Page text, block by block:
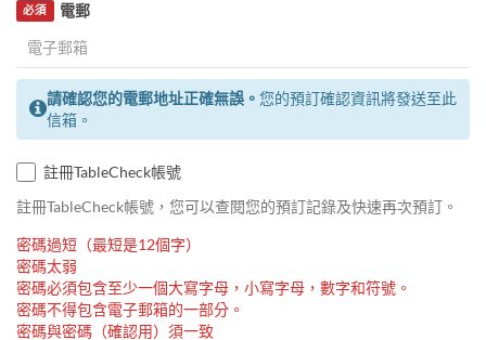
電郵
必須
請確認您的電郵地址正確無誤。 您的預訂確認資訊將發送至此
信箱。
註冊TableCheck帳號
註冊TableCheck帳號，您可以查閱您的預訂記錄及快速再次預訂。
密碼過短（最短是12個字）
密碼太弱
密碼必須包含至少一個大寫字母，小寫字母，數字和符號。
密碼不得包含電子郵箱的一部分。
密碼與密碼（確認用）須一致